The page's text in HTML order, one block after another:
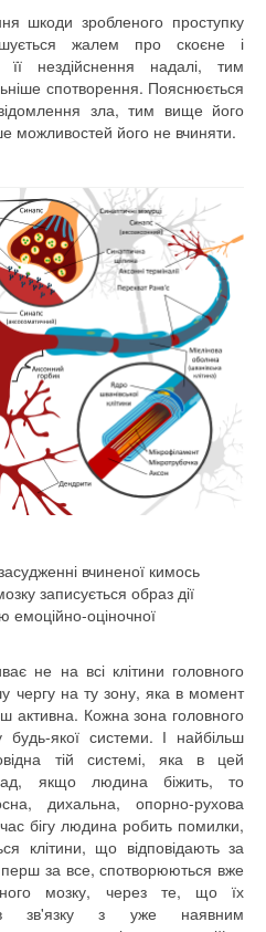
шкоди зробленого проступку
жалем
про скоєне і
нездійснення надалі,тим
спотворення. Пояснюється
зла,тим вище його
можливостей його не вчиняти.
вчиненої кимось
записується образ дії
емоційно-оціночної
не на всі клітини головного
чергу на ту зону, яка в момент
активна. Кожна зона головного
будь-якої системи. І найбільш
тій системі, яка в цей
, якщо людина біжить,то
, дихальна, опорно-рухова
бігу людина робить помилки,
клітини, що відповідають за
перш за все,спотворюються вже
мозку, через те, щоїх
зв'язку з уже
наявним